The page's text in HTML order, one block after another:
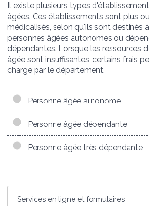
Il existe plusieurs types
âgées. Ces établissements sont plus
médicalisés, selon qu'ils sont destinés
personnes âgées autonomes ou
dépendantes. Lorsque les ressources
âgée sont insuffisantes, certains frais
charge par le département.
Personne âgée autonome
Personne âgée dépendante
Personne âgée très dépendante
Services en ligne et formulaires